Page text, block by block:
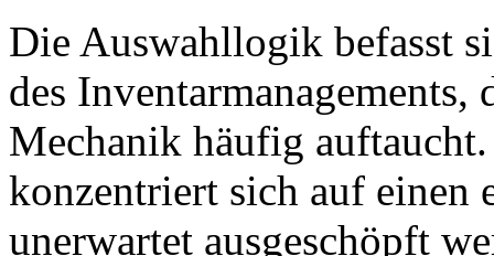
Die Auswahllogik befasst
des Inventarmanagements,
Mechanik häufig
konzentriert sich auf einen
unerwartet ausgeschöpft